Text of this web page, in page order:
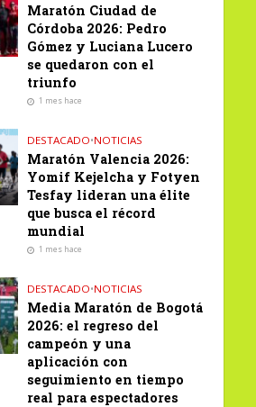
Maratón Ciudad de
Córdoba 2026: Pedro
Gómez y Luciana Lucero
se quedaron con el
triunfo
1 mes hace
DESTACADO•NOTICIAS
Maratón Valencia 2026:
Yomif Kejelcha y Fotyen
Tesfay lideran una élite
que busca el récord
mundial
1 mes hace
DESTACADO•NOTICIAS
Media Maratón de Bogotá
2026: el regreso del
campeón y una
aplicación con
seguimiento en tiempo
real para espectadores